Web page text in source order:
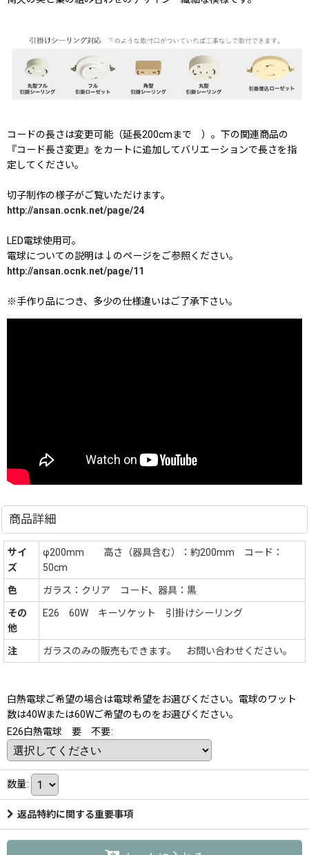
コードの長さは変更可能（延長200cmまで ）。下の関連商品の
『コード長さ変更』をカートに追加してバリエーションで長さを指
定してください。
切子制作の様子がご覧いただけます。
http://ansan.ocnk.net/page/24
LED電球使用可。
電球についての説明は↓のページをご参照ください。
http://ansan.ocnk.net/page/11
※手作り品につき、多少の仕様違いはご了承下さい。
商品詳細
サイ
ズ
φ200mm 高さ（器具含む）：約200mm コード：
50cm
色 ガラス：クリア コード、器具：黒
その
他
E26 60W キーソケット 引掛けシーリング
注 ガラスのみの販売もできます。 お問い合わせください。
白熱電球ご希望の場合は電球希望をお選びください。電球のワット
数は40Wまたは60Wご希望のものをお選びください。
E26白熱電球 要 不要:
数量:
返品特約に関する重要事項